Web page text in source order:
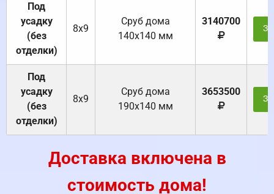
Под
усадку
(без
отделки)
8х9
Cруб дома
140х140 мм
3140700
Под
усадку
(без
отделки)
8х9
Cруб дома
190х140 мм
3653500
Доставка включена в
стоимость дома!